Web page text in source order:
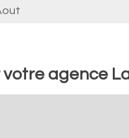
votre agence